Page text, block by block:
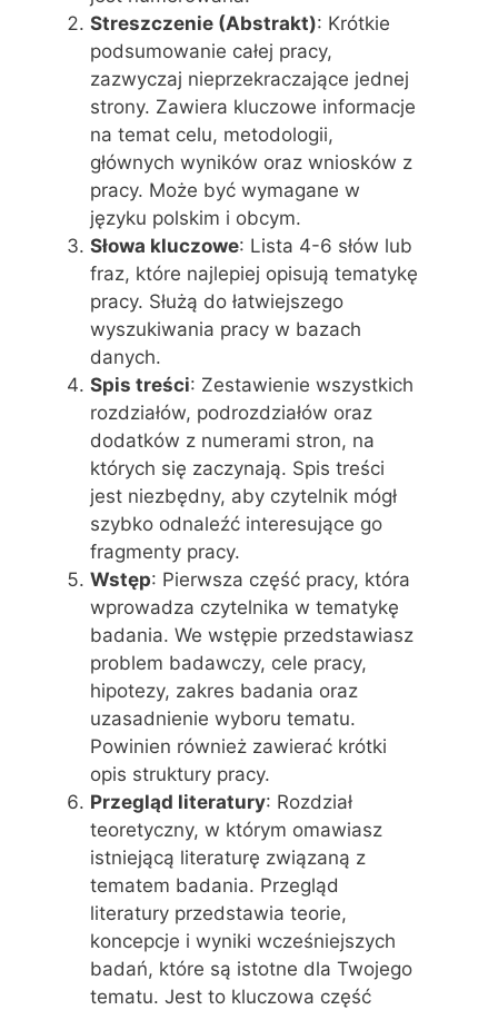
Streszczenie (Abstrakt): Krótkie
podsumowanie całej pracy,
zazwyczaj nieprzekraczające jednej
strony. Zawiera kluczowe informacje
na temat celu, metodologii,
głównych wyników oraz wniosków z
pracy. Może być wymagane w
języku polskim i obcym.
Słowa kluczowe: Lista 4-6 słów lub
fraz, które najlepiej opisują tematykę
pracy. Służą do łatwiejszego
wyszukiwania pracy w bazach
danych.
Spis treści: Zestawienie wszystkich
rozdziałów, podrozdziałów oraz
dodatków z numerami stron, na
których się zaczynają. Spis treści
jest niezbędny, aby czytelnik mógł
szybko odnaleźć interesujące go
fragmenty pracy.
Wstęp: Pierwsza część pracy, która
wprowadza czytelnika w tematykę
badania. We wstępie przedstawiasz
problem badawczy, cele pracy,
hipotezy, zakres badania oraz
uzasadnienie wyboru tematu.
Powinien również zawierać krótki
opis struktury pracy.
Przegląd literatury: Rozdział
teoretyczny, w którym omawiasz
istniejącą literaturę związaną z
tematem badania. Przegląd
literatury przedstawia teorie,
koncepcje i wyniki wcześniejszych
badań, które są istotne dla Twojego
tematu. Jest to kluczowa część